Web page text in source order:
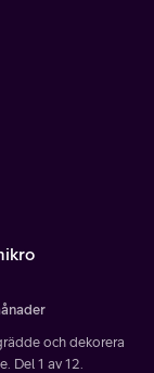
och dekorera
Del 1 av 12.